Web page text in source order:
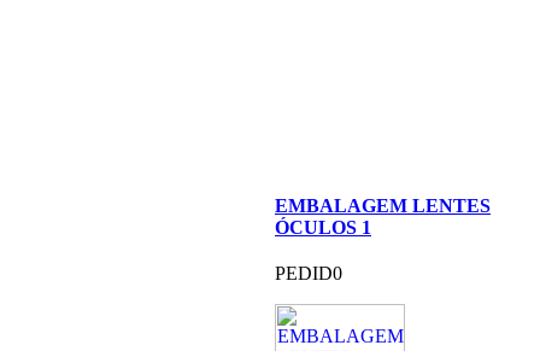
EMBALAGEM LENTES
ÓCULOS 1
PEDID0